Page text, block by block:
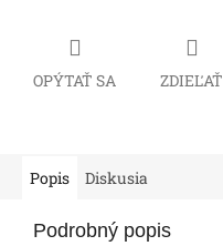
OPÝTAŤ SA ZDIEĽAŤ
Popis Diskusia
Podrobný popis